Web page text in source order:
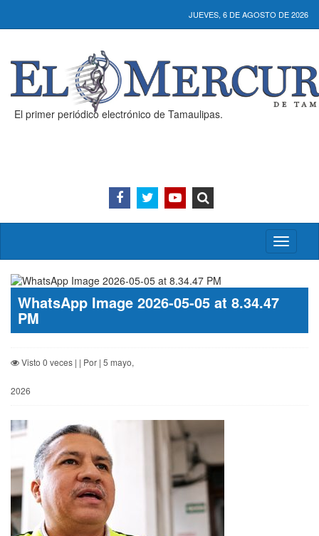
JUEVES, 6 DE AGOSTO DE 2026
El primer periódico electrónico de Tamaulipas.
Activar/
menú
WhatsApp Image 2026-05-05 at 8.34.47
PM
Visto 0 veces | | Por | 5 mayo,
2026